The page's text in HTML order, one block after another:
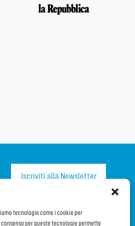
tecnologie come i cookie per
per queste tecnologie permette
Iscriviti alla Newsletter
CONDIVIDI QUESTA PAGINA!